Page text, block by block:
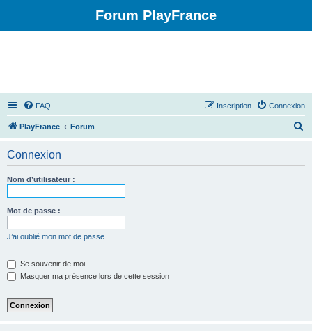
Forum PlayFrance
FAQ Connexion
Inscription
PlayFrance Forum
Connexion
Nom d’utilisateur :
Mot de passe :
J’ai oublié mon mot de passe
Se souvenir de moi
Masquer ma présence lors de cette session